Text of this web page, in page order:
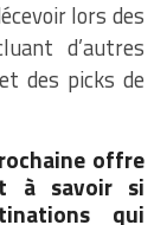
lors des
d’autres
des picks de
offre
à savoir si
qui